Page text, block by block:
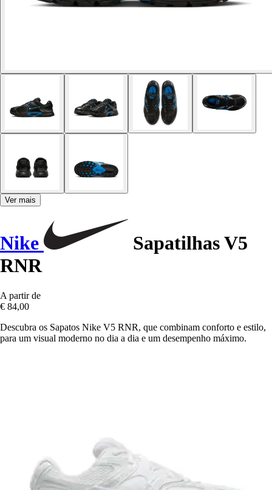
Ver mais
Nike
Sapatilhas V5
RNR
A partir de
€ 84,00
Descubra os Sapatos Nike V5 RNR, que combinam conforto e estilo,
para um visual moderno no dia a dia e um desempenho máximo.